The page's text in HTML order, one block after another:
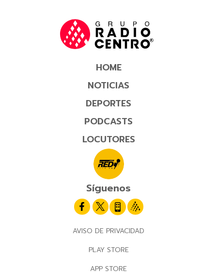
HOME
NOTICIAS
DEPORTES
PODCASTS
LOCUTORES
Síguenos
AVISO DE PRIVACIDAD
PLAY STORE
APP STORE